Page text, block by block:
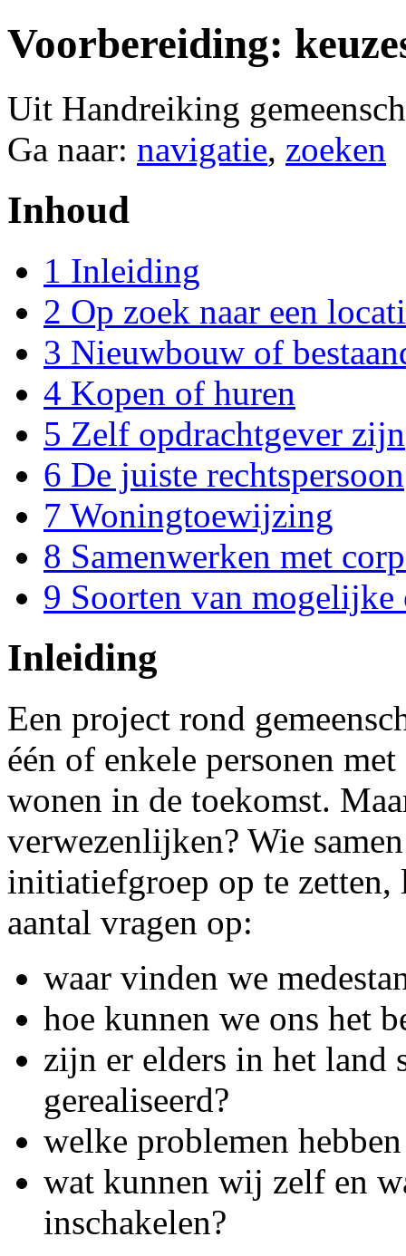
Voorbereiding:
Uit Handreiking
Ga naar: navigatie, zoeken
Inhoud
1 Inleiding
2 Op zoek naar een
3 Nieuwbouw of
4 Kopen of huren
5 Zelf opdrachtgever zijn
6 De juiste rechtspersoon
7 Woningtoewijzing
8 Samenwerken met
9 Soorten van mogelijke
Inleiding
Een project rond
één of enkele personen
wonen in de toekomst.
verwezenlijken? Wie
initiatiefgroep op te
aantal vragen op:
waar vinden we
hoe kunnen we ons het
zijn er elders in het land
gerealiseerd?
welke problemen
wat kunnen wij zelf en
inschakelen?